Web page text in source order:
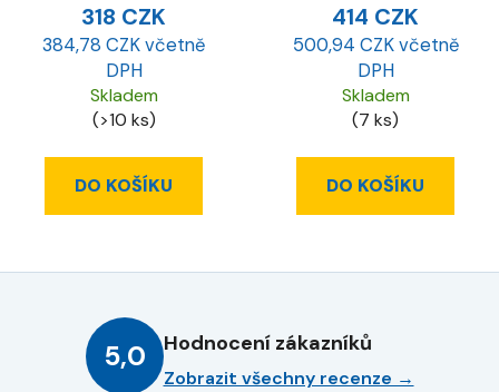
318 CZK
384,78 CZK včetně
DPH
Skladem
(>10 ks)
DO KOŠÍKU
414 CZK
500,94 CZK včetně
DPH
Skladem
(7 ks)
DO KOŠÍKU
5,0 Hodnocení zákazníků
Zobrazit všechny recenze →